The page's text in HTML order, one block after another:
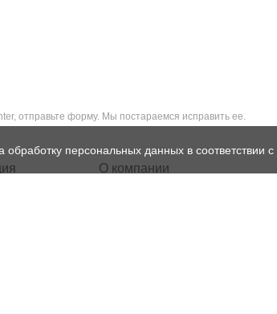
отправьте форму. Мы постараемся исправить ее.
О компании
персональных данных в соответствии с